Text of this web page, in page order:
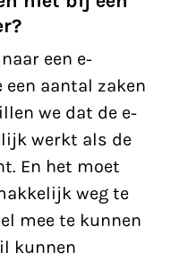
een e-
aantal zaken
we dat de e-
werkt als de
En het moet
weg te
mee te kunnen
kunnen